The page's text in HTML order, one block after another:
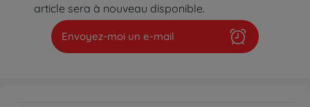
article sera à nouveau disponible.
Envoyez-moi un e-mail